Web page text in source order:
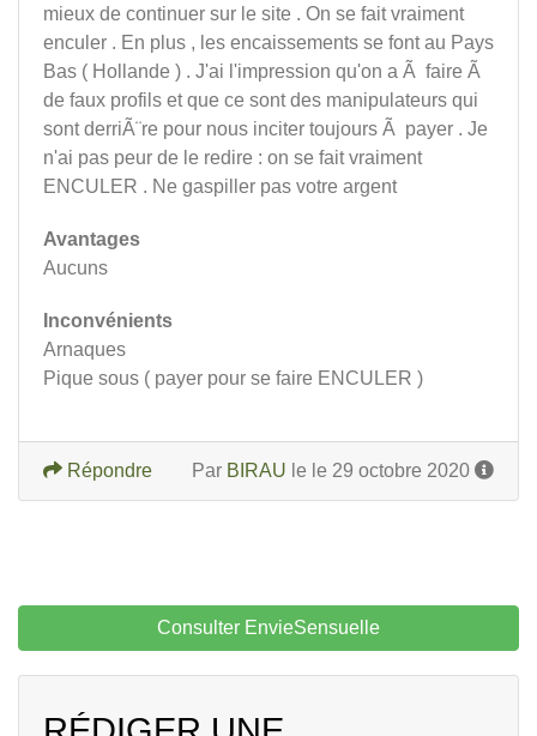
mieux de continuer sur le site . On se fait vraiment
enculer . En plus , les encaissements se font au Pays
Bas ( Hollande ) . J'ai l'impression qu'on a Ã faire Ã
de faux profils et que ce sont des manipulateurs qui
sont derriÃ¨re pour nous inciter toujours Ã payer . Je
n'ai pas peur de le redire : on se fait vraiment
ENCULER . Ne gaspiller pas votre argent
Avantages
Aucuns
Inconvénients
Arnaques
Pique sous ( payer pour se faire ENCULER )
Par BIRAU le le 29 octobre 2020
Répondre
Consulter EnvieSensuelle